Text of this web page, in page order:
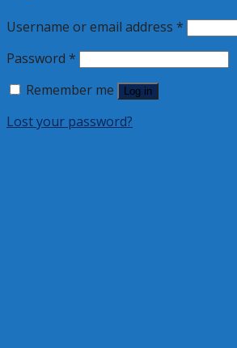
Username or email address *
Password *
Remember me
Log in
Lost your password?